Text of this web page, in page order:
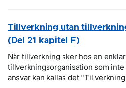
Tillverkning utan
(Del 21 kapitel F)
När tillverkning sker hos en
tillverkningsorganisation som
ansvar kan kallas det